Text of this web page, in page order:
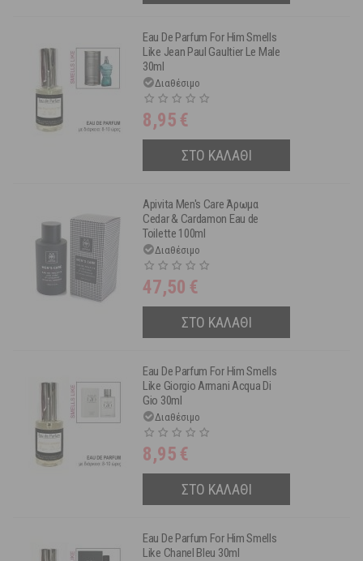
Eau De Parfum For Him Smells
Like Jean Paul Gaultier Le Male
30ml
Διαθέσιμο
8,95 €
ΣΤΟ ΚΑΛΑΘΙ
Apivita Men's Care Άρωμα
Cedar & Cardamon Eau de
Toilette 100ml
Διαθέσιμο
47,50 €
ΣΤΟ ΚΑΛΑΘΙ
Eau De Parfum For Him Smells
Like Giorgio Armani Acqua Di
Gio 30ml
Διαθέσιμο
8,95 €
ΣΤΟ ΚΑΛΑΘΙ
Eau De Parfum For Him Smells
Like Chanel Bleu 30ml